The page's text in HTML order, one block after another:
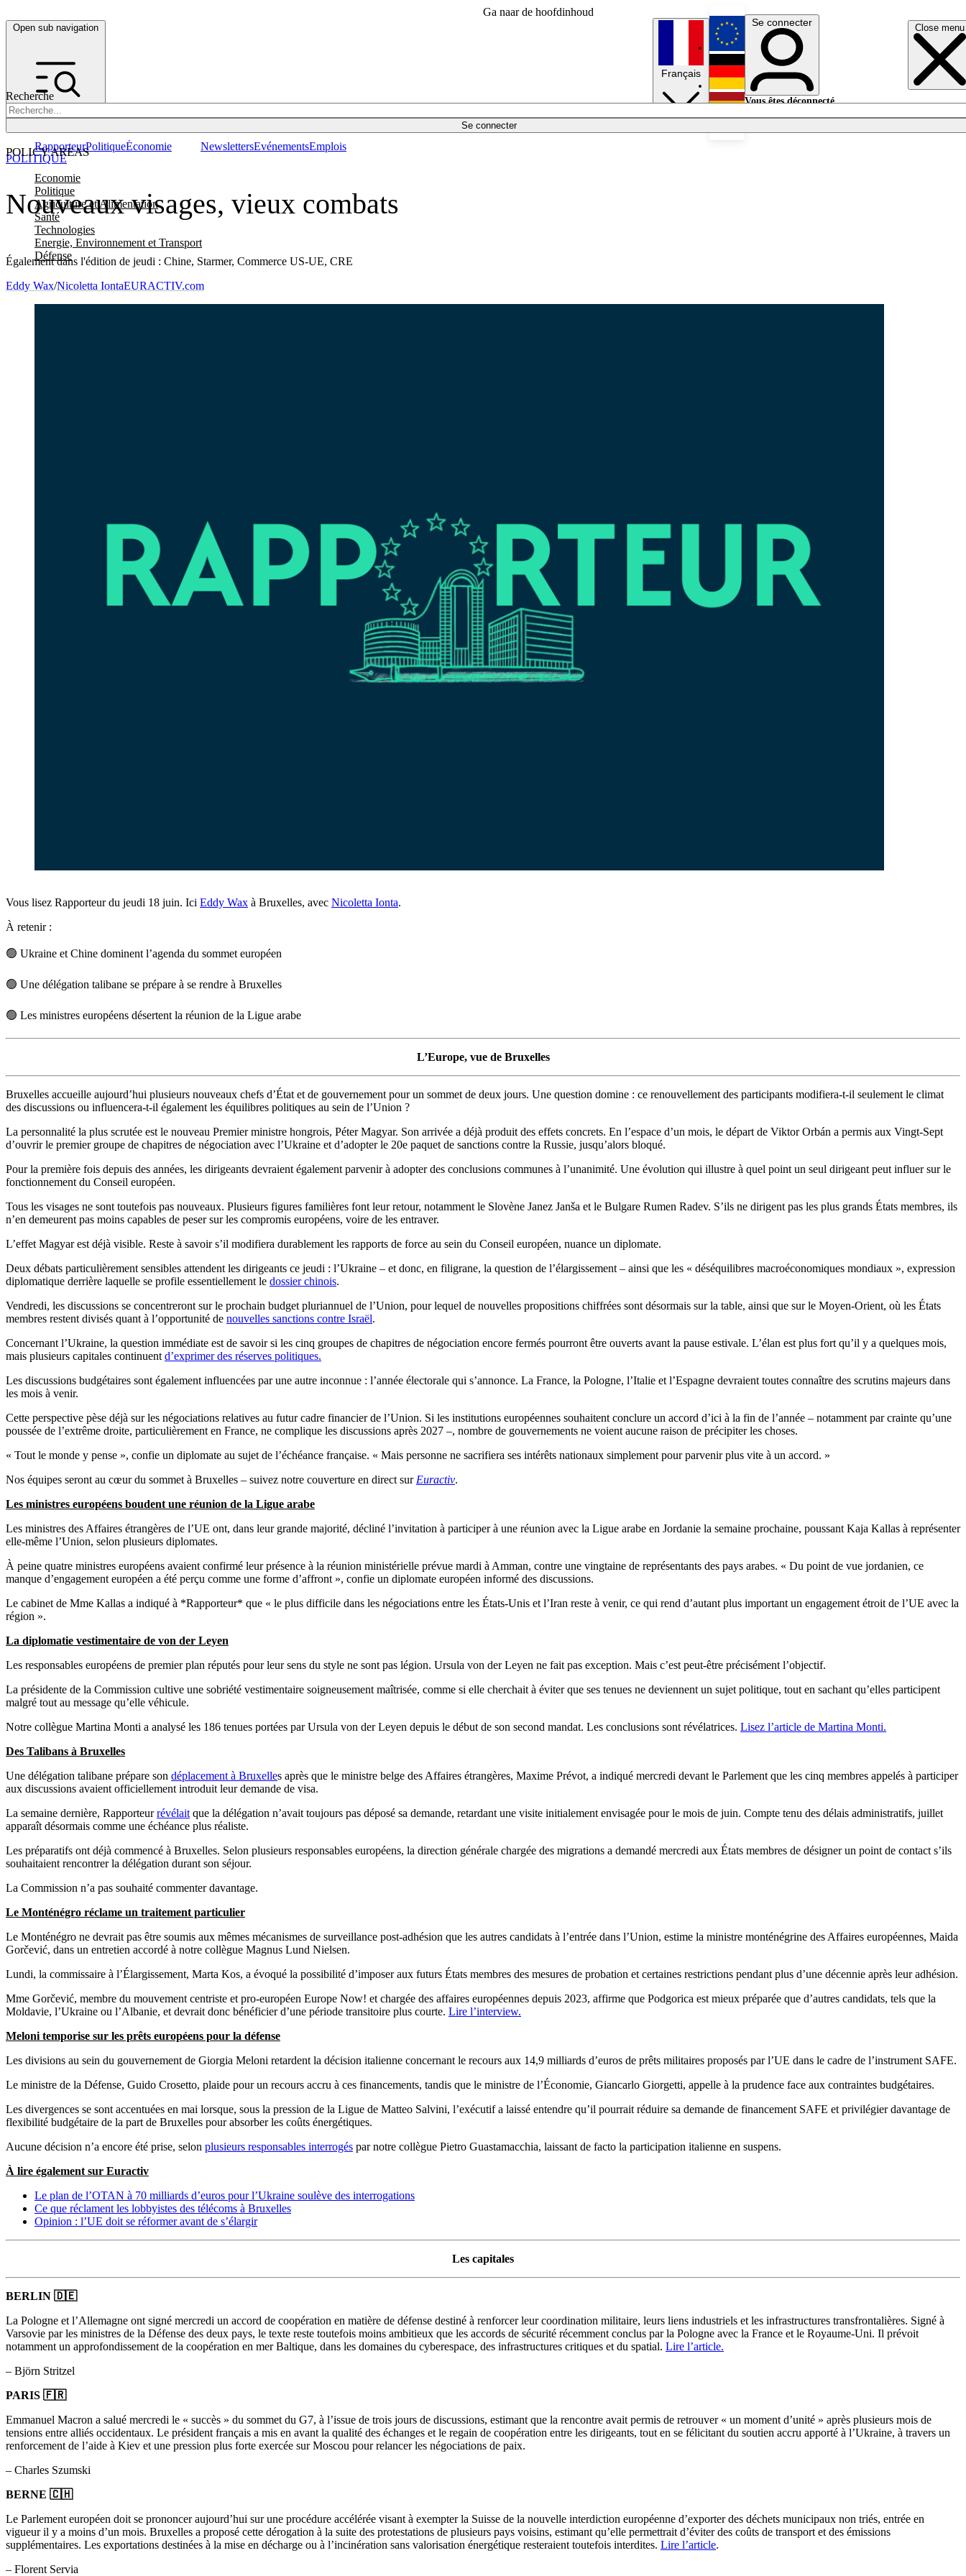
Ga naar de hoofdinhoud
Open sub navigation Close menu
Recherche
Se connecter
POLICY AREAS
Economie
Politique
Agriculture et Alimentation
Santé
Technologies
Energie, Environnement et Transport
Défense
RapporteurPolitiqueÉconomie NewslettersEvénementsEmplois
Français
English
Deutsch
Se connecter
Vous êtes déconnecté.
Nouveaux visages, vieux combats
Également dans l'édition de jeudi : Chine, Starmer, Commerce US-UE, CRE
POLITIQUE
Eddy Wax/Nicoletta IontaEURACTIV.com
Vous lisez Rapporteur du jeudi 18 juin. Ici Eddy Wax à Bruxelles, avec Nicoletta Ionta.
À retenir :
🟢 Ukraine et Chine dominent l’agenda du sommet européen
🟢 Une délégation talibane se prépare à se rendre à Bruxelles
🟢 Les ministres européens désertent la réunion de la Ligue arabe
L’Europe, vue de Bruxelles
Bruxelles accueille aujourd’hui plusieurs nouveaux chefs d’État et de gouvernement pour un sommet de deux jours. Une question domine : ce renouvellement des participants modifiera-t-il seulement le climat
des discussions ou influencera-t-il également les équilibres politiques au sein de l’Union ?
La personnalité la plus scrutée est le nouveau Premier ministre hongrois, Péter Magyar. Son arrivée a déjà produit des effets concrets. En l’espace d’un mois, le départ de Viktor Orbán a permis aux Vingt-Sept
d’ouvrir le premier groupe de chapitres de négociation avec l’Ukraine et d’adopter le 20e paquet de sanctions contre la Russie, jusqu’alors bloqué.
Pour la première fois depuis des années, les dirigeants devraient également parvenir à adopter des conclusions communes à l’unanimité. Une évolution qui illustre à quel point un seul dirigeant peut influer sur le
fonctionnement du Conseil européen.
Tous les visages ne sont toutefois pas nouveaux. Plusieurs figures familières font leur retour, notamment le Slovène Janez Janša et le Bulgare Rumen Radev. S’ils ne dirigent pas les plus grands États membres, ils
n’en demeurent pas moins capables de peser sur les compromis européens, voire de les entraver.
L’effet Magyar est déjà visible. Reste à savoir s’il modifiera durablement les rapports de force au sein du Conseil européen, nuance un diplomate.
Deux débats particulièrement sensibles attendent les dirigeants ce jeudi : l’Ukraine – et donc, en filigrane, la question de l’élargissement – ainsi que les « déséquilibres macroéconomiques mondiaux », expression
diplomatique derrière laquelle se profile essentiellement le dossier chinois.
Vendredi, les discussions se concentreront sur le prochain budget pluriannuel de l’Union, pour lequel de nouvelles propositions chiffrées sont désormais sur la table, ainsi que sur le Moyen-Orient, où les États
membres restent divisés quant à l’opportunité de nouvelles sanctions contre Israël.
Concernant l’Ukraine, la question immédiate est de savoir si les cinq groupes de chapitres de négociation encore fermés pourront être ouverts avant la pause estivale. L’élan est plus fort qu’il y a quelques mois,
mais plusieurs capitales continuent d’exprimer des réserves politiques.
Les discussions budgétaires sont également influencées par une autre inconnue : l’année électorale qui s’annonce. La France, la Pologne, l’Italie et l’Espagne devraient toutes connaître des scrutins majeurs dans
les mois à venir.
Cette perspective pèse déjà sur les négociations relatives au futur cadre financier de l’Union. Si les institutions européennes souhaitent conclure un accord d’ici à la fin de l’année – notamment par crainte qu’une
poussée de l’extrême droite, particulièrement en France, ne complique les discussions après 2027 –, nombre de gouvernements ne voient aucune raison de précipiter les choses.
« Tout le monde y pense », confie un diplomate au sujet de l’échéance française. « Mais personne ne sacrifiera ses intérêts nationaux simplement pour parvenir plus vite à un accord. »
Nos équipes seront au cœur du sommet à Bruxelles – suivez notre couverture en direct sur Euractiv.
Les ministres européens boudent une réunion de la Ligue arabe
Les ministres des Affaires étrangères de l’UE ont, dans leur grande majorité, décliné l’invitation à participer à une réunion avec la Ligue arabe en Jordanie la semaine prochaine, poussant Kaja Kallas à représenter
elle-même l’Union, selon plusieurs diplomates.
À peine quatre ministres européens avaient confirmé leur présence à la réunion ministérielle prévue mardi à Amman, contre une vingtaine de représentants des pays arabes. « Du point de vue jordanien, ce
manque d’engagement européen a été perçu comme une forme d’affront », confie un diplomate européen informé des discussions.
Le cabinet de Mme Kallas a indiqué à *Rapporteur* que « le plus difficile dans les négociations entre les États-Unis et l’Iran reste à venir, ce qui rend d’autant plus important un engagement étroit de l’UE avec la
région ».
La diplomatie vestimentaire de von der Leyen
Les responsables européens de premier plan réputés pour leur sens du style ne sont pas légion. Ursula von der Leyen ne fait pas exception. Mais c’est peut-être précisément l’objectif.
La présidente de la Commission cultive une sobriété vestimentaire soigneusement maîtrisée, comme si elle cherchait à éviter que ses tenues ne deviennent un sujet politique, tout en sachant qu’elles participent
malgré tout au message qu’elle véhicule.
Notre collègue Martina Monti a analysé les 186 tenues portées par Ursula von der Leyen depuis le début de son second mandat. Les conclusions sont révélatrices. Lisez l’article de Martina Monti.
Des Talibans à Bruxelles
Une délégation talibane prépare son déplacement à Bruxelles après que le ministre belge des Affaires étrangères, Maxime Prévot, a indiqué mercredi devant le Parlement que les cinq membres appelés à participer
aux discussions avaient officiellement introduit leur demande de visa.
La semaine dernière, Rapporteurrévélait que la délégation n’avait toujours pas déposé sa demande, retardant une visite initialement envisagée pour le mois de juin. Compte tenu des délais administratifs, juillet
apparaît désormais comme une échéance plus réaliste.
Les préparatifs ont déjà commencé à Bruxelles. Selon plusieurs responsables européens, la direction générale chargée des migrations a demandé mercredi aux États membres de désigner un point de contact s’ils
souhaitaient rencontrer la délégation durant son séjour.
La Commission n’a pas souhaité commenter davantage.
Le Monténégro réclame un traitement particulier
Le Monténégro ne devrait pas être soumis aux mêmes mécanismes de surveillance post-adhésion que les autres candidats à l’entrée dans l’Union, estime la ministre monténégrine des Affaires européennes, Maida
Gorčević, dans un entretien accordé à notre collègue Magnus Lund Nielsen.
Lundi, la commissaire à l’Élargissement, Marta Kos, a évoqué la possibilité d’imposer aux futurs États membres des mesures de probation et certaines restrictions pendant plus d’une décennie après leur adhésion.
Mme Gorčević, membre du mouvement centriste et pro-européen Europe Now! et chargée des affaires européennes depuis 2023, affirme que Podgorica est mieux préparée que d’autres candidats, tels que la
Moldavie, l’Ukraine ou l’Albanie, et devrait donc bénéficier d’une période transitoire plus courte. Lire l’interview.
Meloni temporise sur les prêts européens pour la défense
Les divisions au sein du gouvernement de Giorgia Meloni retardent la décision italienne concernant le recours aux 14,9 milliards d’euros de prêts militaires proposés par l’UE dans le cadre de l’instrument SAFE.
Le ministre de la Défense, Guido Crosetto, plaide pour un recours accru à ces financements, tandis que le ministre de l’Économie, Giancarlo Giorgetti, appelle à la prudence face aux contraintes budgétaires.
Les divergences se sont accentuées en mai lorsque, sous la pression de la Ligue de Matteo Salvini, l’exécutif a laissé entendre qu’il pourrait réduire sa demande de financement SAFE et privilégier davantage de
flexibilité budgétaire de la part de Bruxelles pour absorber les coûts énergétiques.
Aucune décision n’a encore été prise, selon plusieurs responsables interrogés par notre collègue Pietro Guastamacchia, laissant de facto la participation italienne en suspens.
À lire également sur Euractiv
Le plan de l’OTAN à 70 milliards d’euros pour l’Ukraine soulève des interrogations
Ce que réclament les lobbyistes des télécoms à Bruxelles
Opinion : l’UE doit se réformer avant de s’élargir
Les capitales
BERLIN 🇩🇪
La Pologne et l’Allemagne ont signé mercredi un accord de coopération en matière de défense destiné à renforcer leur coordination militaire, leurs liens industriels et les infrastructures transfrontalières. Signé à
Varsovie par les ministres de la Défense des deux pays, le texte reste toutefois moins ambitieux que les accords de sécurité récemment conclus par la Pologne avec la France et le Royaume-Uni. Il prévoit
notamment un approfondissement de la coopération en mer Baltique, dans les domaines du cyberespace, des infrastructures critiques et du spatial. Lire l’article.
– Björn Stritzel
PARIS 🇫🇷
Emmanuel Macron a salué mercredi le « succès » du sommet du G7, à l’issue de trois jours de discussions, estimant que la rencontre avait permis de retrouver « un moment d’unité » après plusieurs mois de
tensions entre alliés occidentaux. Le président français a mis en avant la qualité des échanges et le regain de coopération entre les dirigeants, tout en se félicitant du soutien accru apporté à l’Ukraine, à travers un
renforcement de l’aide à Kiev et une pression plus forte exercée sur Moscou pour relancer les négociations de paix.
– Charles Szumski
BERNE 🇨🇭
Le Parlement européen doit se prononcer aujourd’hui sur une procédure accélérée visant à exempter la Suisse de la nouvelle interdiction européenne d’exporter des déchets municipaux non triés, entrée en
vigueur il y a moins d’un mois. Bruxelles a proposé cette dérogation à la suite des protestations de plusieurs pays voisins, estimant qu’elle permettrait d’éviter des coûts de transport et des émissions
supplémentaires. Les exportations destinées à la mise en décharge ou à l’incinération sans valorisation énergétique resteraient toutefois interdites. Lire l’article.
– Florent Servia